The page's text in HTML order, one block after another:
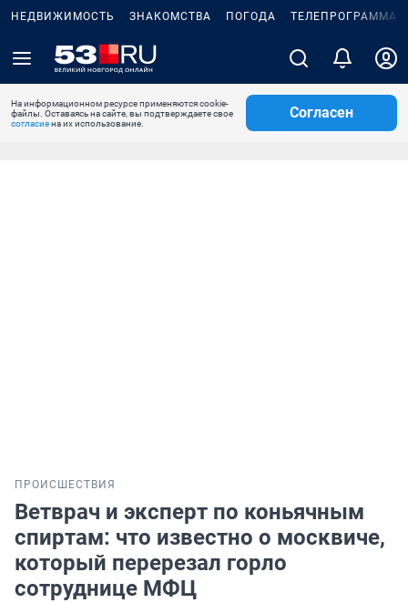
НЕДВИЖИМОСТЬ ЗНАКОМСТВА ПОГОДА ТЕЛЕПРОГРАММА
На информационном ресурсе применяются cookie-
файлы. Оставаясь на сайте, вы подтверждаете свое
согласиена их использование.
Согласен
ПРОИСШЕСТВИЯ
Ветврач и эксперт по коньячным
спиртам: что известно о москвиче,
который перерезал горло
сотруднице МФЦ